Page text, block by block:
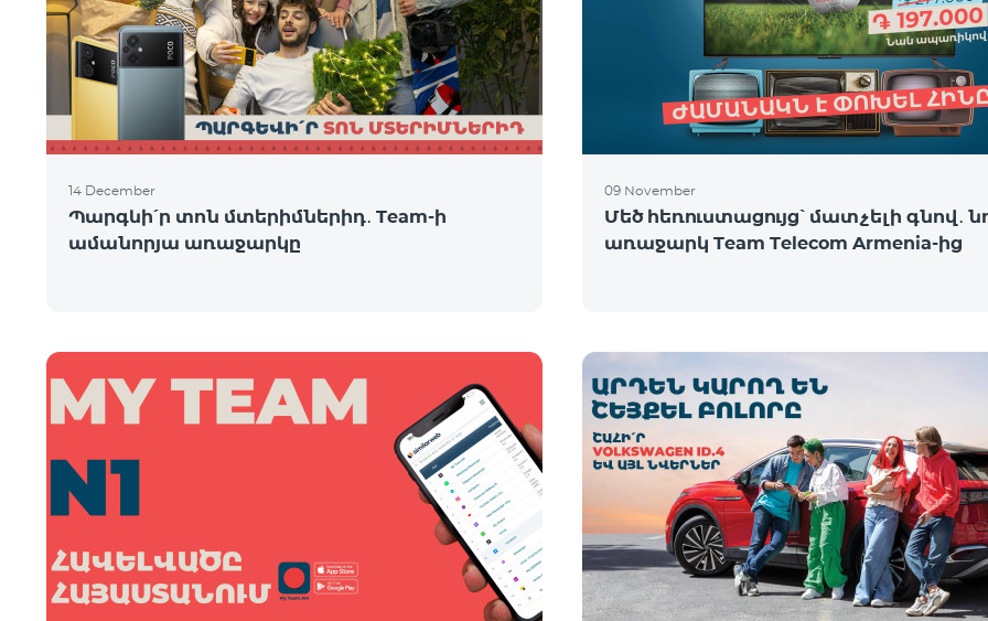
14 December
Պարգևի՛ր տոն մտերիմներիդ․ Team-ի
ամանորյա առաջարկը
09 November
Մեծ հեռուստացույց՝ մատչելի գնով․
առաջարկ Team Telecom Armenia-ից